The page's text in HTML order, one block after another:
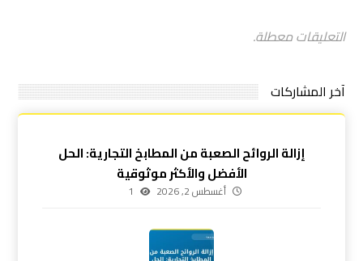
التعليقات معطلة.
آخر المشاركات
إزالة الروائح الصعبة من المطابخ التجارية: الحل
الأفضل والأكثر موثوقية
أغسطس 2, 2026 1